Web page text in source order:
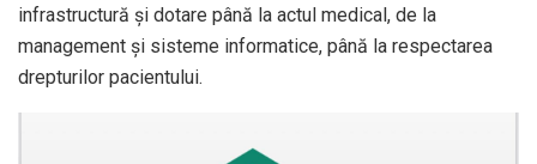
infrastructură şi dotare până la actul medical, de la
management şi sisteme informatice, până la respectarea
drepturilor pacientului.